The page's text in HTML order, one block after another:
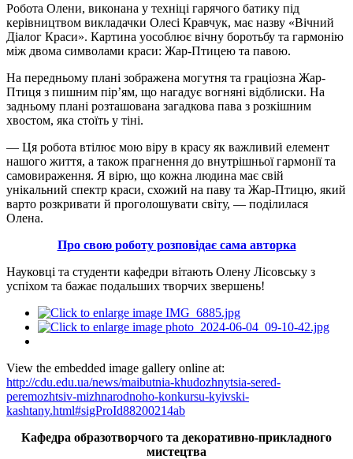
Робота Олени, виконана у техніці гарячого батику під
керівництвом викладачки Олесі Кравчук, має назву «Вічний
Діалог Краси». Картина уособлює вічну боротьбу та гармонію
між двома символами краси: Жар-Птицею та павою.
На передньому плані зображена могутня та граціозна Жар-
Птиця з пишним пір’ям, що нагадує вогняні відблиски. На
задньому плані розташована загадкова пава з розкішним
хвостом, яка стоїть у тіні.
— Ця робота втілює мою віру в красу як важливий елемент
нашого життя, а також прагнення до внутрішньої гармонії та
самовираження. Я вірю, що кожна людина має свій
унікальний спектр краси, схожий на паву та Жар-Птицю, який
варто розкривати й проголошувати світу, — поділилася
Олена.
Про свою роботу розповідає сама авторка
Науковці та студенти кафедри вітають Олену Лісовську з
успіхом та бажає подальших творчих звершень!
View the embedded image gallery online at:
http://cdu.edu.ua/news/maibutnia-khudozhnytsia-sered-
peremozhtsiv-mizhnarodnoho-konkursu-kyivski-
kashtany.html#sigProId88200214ab
Кафедра образотворчого та декоративно-прикладного
мистецтва